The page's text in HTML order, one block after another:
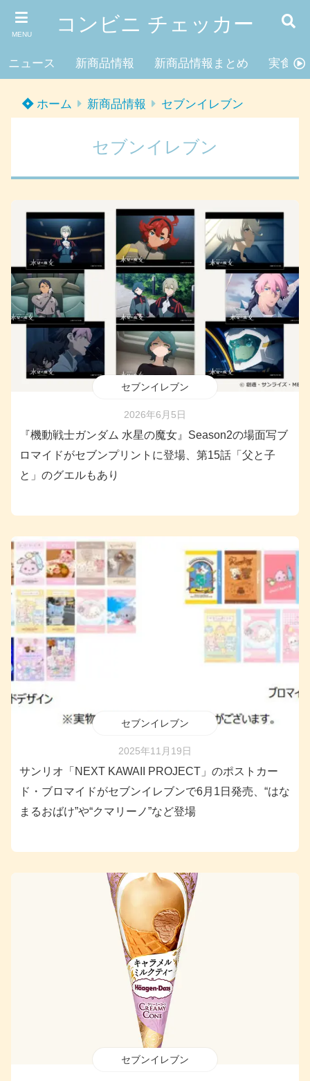
MENU コンビニ チェッカー
ニュース 新商品情報 新商品情報まとめ 実食レ
ホーム 新商品情報 セブンイレブン
セブンイレブン
セブンイレブン
2026年6月5日
『機動戦士ガンダム 水星の魔女』Season2の場面写ブ
ロマイドがセブンプリントに登場、第15話「父と子
と」のグエルもあり
セブンイレブン
2025年11月19日
サンリオ「NEXT KAWAII PROJECT」のポストカー
ド・ブロマイドがセブンイレブンで6月1日発売、“はな
まるおばけ”や“クマリーノ”など登場
セブンイレブン